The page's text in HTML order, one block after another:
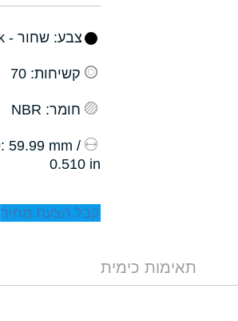
צבע: שחור - Black
קשיחות: 70
חומר: NBR
: 59.99 mm /
0.510 in
קבל הצעת מחיר
תאימות כימית